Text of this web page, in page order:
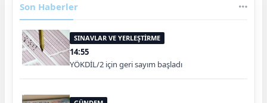
Son Haberler
SINAVLAR VE YERLEŞTİRME
14:55
YÖKDİL/2 için geri sayım başladı